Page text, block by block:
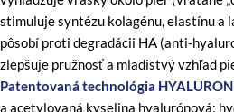
stimuluje syntézu kolagénu, elastínu a
pôsobí proti degradácii HA (anti-
zlepšuje pružnosť a mladistvý vzhľad
Patentovaná technológia
a acetylovaná kyselina hyalurónová: